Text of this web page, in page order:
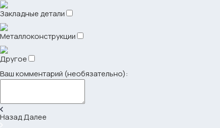
Закладные детали
Металлоконструкции
Другое
Ваш комментарий (необязательно):
НазадДалее